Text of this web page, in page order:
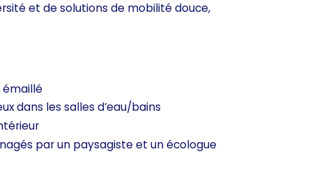
et de solutions de mobilité douce,
émaillé
dans les salles d’eau/bains
par un paysagiste et un écologue